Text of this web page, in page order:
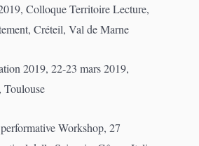
Colloque Territoire Lecture,
Créteil, Val de Marne
2019, 22-23 mars 2019,
Toulouse
Workshop, 27